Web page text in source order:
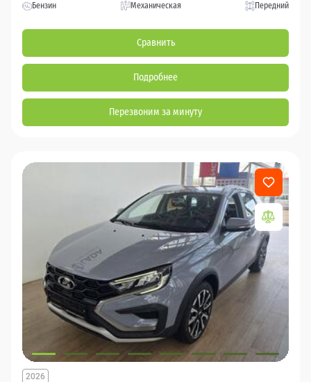
Бензин Механическая Передний
Сравнить
Подробнее
Перезвоним за минуту
2026